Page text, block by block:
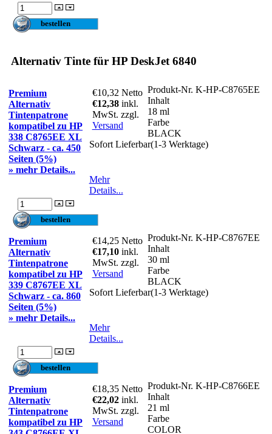
Alternativ Tinte für HP DeskJet 6840
Premium
Alternativ
Tintenpatrone
kompatibel zu HP
338 C8765EE XL
Schwarz - ca. 450
Seiten (5%)
» mehr Details...
€10,32 Netto
€12,38 inkl.
MwSt. zzgl.
Versand
Produkt-Nr. K-HP-C8765EE
Inhalt
18 ml
Farbe
BLACK
Sofort Lieferbar(1-3 Werktage)
Mehr
Details...
Premium
Alternativ
Tintenpatrone
kompatibel zu HP
339 C8767EE XL
Schwarz - ca. 860
Seiten (5%)
» mehr Details...
€14,25 Netto
€17,10 inkl.
MwSt. zzgl.
Versand
Produkt-Nr. K-HP-C8767EE
Inhalt
30 ml
Farbe
BLACK
Sofort Lieferbar(1-3 Werktage)
Mehr
Details...
Premium
Alternativ
Tintenpatrone
kompatibel zu HP
€18,35 Netto
€22,02 inkl.
MwSt. zzgl.
Versand
Produkt-Nr. K-HP-C8766EE
Inhalt
21 ml
Farbe
COLOR